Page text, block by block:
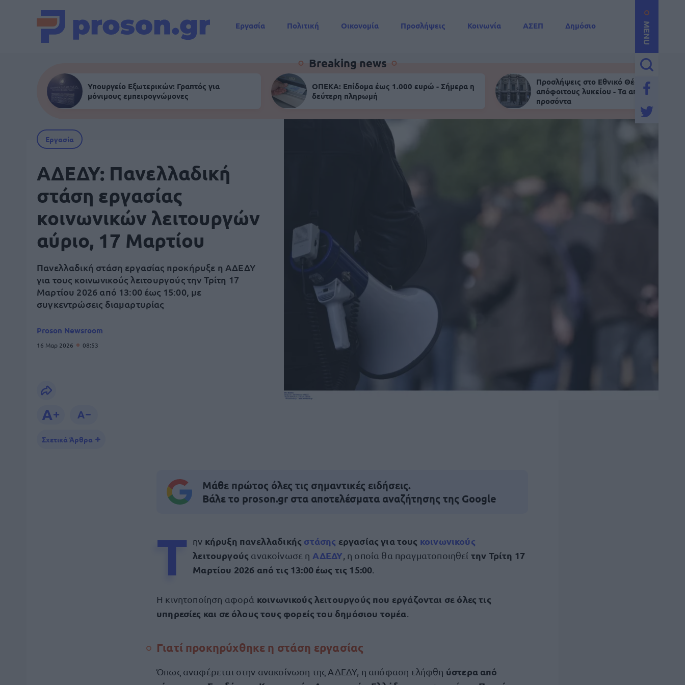
MENU
Εργασία Πολιτική Οικονομία Προσλήψεις Κοινωνία ΑΣΕΠ
Δημόσιο
Breaking news
Υπουργείο Εξωτερικών: Γραπτός για
μόνιμους εμπειρογνώμονες
ΟΠΕΚΑ: Επίδομα έως 1.000 ευρώ - Σήμερα η
δεύτερη πληρωμή
Προσλήψεις στο Εθνικό Θέατρο για
απόφοιτους λυκείου - Τα απαραίτητα
προσόντα
Εργασία
ΑΔΕΔΥ: Πανελλαδική
στάση εργασίας
κοινωνικών λειτουργών
αύριο, 17 Μαρτίου
Πανελλαδική στάση εργασίας προκήρυξε η ΑΔΕΔΥ
για τους κοινωνικούς λειτουργούς την Τρίτη 17
Μαρτίου 2026 από 13:00 έως 15:00, με
συγκεντρώσεις διαμαρτυρίας
Proson Newsroom
16 Μαρ 2026 08:53
Σχετικά Άρθρα
Μάθε πρώτος όλες τις σημαντικές ειδήσεις.
Βάλε το proson.gr στα αποτελέσματα αναζήτησης της Google
Τ ην κήρυξη πανελλαδικής στάσης εργασίας για τους κοινωνικούς
λειτουργούς ανακοίνωσε η ΑΔΕΔΥ , η οποία θα πραγματοποιηθεί την Τρίτη 17
Μαρτίου 2026 από τις 13:00 έως τις 15:00
Η κινητοποίηση αφορά κοινωνικούς λειτουργούς που εργάζονται σε όλες τις
υπηρεσίες και σε όλους τους φορείς του δημόσιου τομέα
Γιατί προκηρύχθηκε η στάση εργασίας
Όπως αναφέρεται στην ανακοίνωση της ΑΔΕΔΥ, η απόφαση ελήφθη ύστερα από